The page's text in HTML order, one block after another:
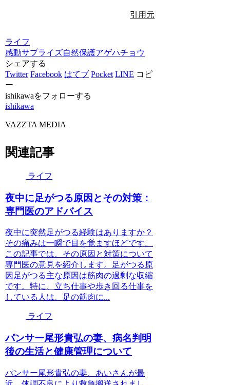
引用元
ライフ
感動サプライズ自然保護アゲハチョウ
シェアする
Twitter Facebook はてブ Pocket LINE コピ
ー
ishikawaをフォローする
ishikawa
VAZZTA MEDIA
関連記事
ライフ
夜中に足がつる原因とその対策：
専門医のアドバイス
夜中に突然足がつる経験はありますか？
その痛みは一瞬で目を覚ますほどです。
この記事では、その原因と対策について
専門医の意見を紹介します。足がつる原
因足がつる主な原因は筋肉の過剰な収縮
です。特に、立ち仕事や歩き回る仕事を
している人は、足の筋肉に...
ライフ
パンサー尾形貴弘の妻、病名判明
後の生活と健康管理について
パンサー尾形貴弘の妻、あいさんが最